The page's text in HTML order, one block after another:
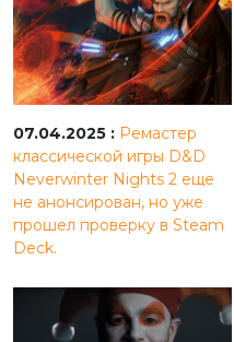
07.04.2025 : Ремастер
классической игры D&D
Neverwinter Nights 2 еще
не анонсирован, но уже
прошел проверку в Steam
Deck.